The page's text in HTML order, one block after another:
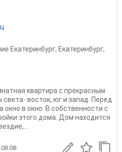
Екатеринбург, Екатеринбург,
квартира с прекрасным
восток, юг и запад. Перед
окно в окно. В собственности с
этого дома. Дом находится
08.08